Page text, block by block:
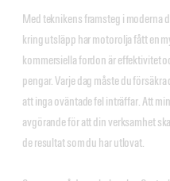
Med teknikens framsteg i moderna
kring utsläpp har motorolja fått en
kommersiella fordon är effektivitet
pengar. Varje dag måste du
att inga oväntade fel inträffar. Att
avgörande för att din verksamhet
de resultat som du har utlovat.